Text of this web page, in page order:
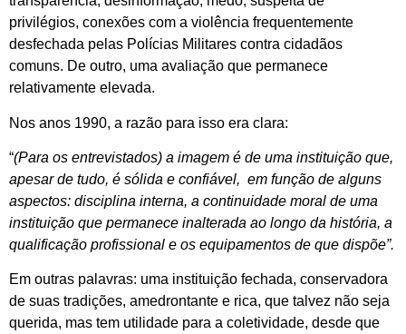
privilégios, conexões com a violência frequentemente
desfechada pelas Polícias Militares contra cidadãos
comuns. De outro, uma avaliação que permanece
relativamente elevada.
Nos anos 1990, a razão para isso era clara:
“(Para os entrevistados) a imagem é de uma instituição que,
apesar de tudo, é sólida e confiável, em função de alguns
aspectos: disciplina interna, a continuidade moral de uma
instituição que permanece inalterada ao longo da história, a
qualificação profissional e os equipamentos de que dispõe”.
Em outras palavras: uma instituição fechada, conservadora
de suas tradições, amedrontante e rica, que talvez não seja
querida, mas tem utilidade para a coletividade, desde que